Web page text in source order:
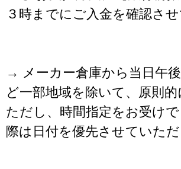
３時までにご入金を確認さ
→ メーカー倉庫から当日午
ど一部地域を除いて、原則
ただし、時間指定をお受け
際は日付を優先させていただ